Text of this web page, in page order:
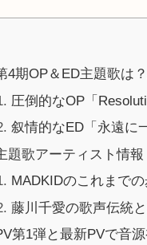
4期OP＆ED主題歌は
圧倒的なOP「
叙情的なED「永遠に
題歌アーティスト情
MADKIDのこれまで
藤川千愛の歌声伝統
第1弾と最新PVで音源